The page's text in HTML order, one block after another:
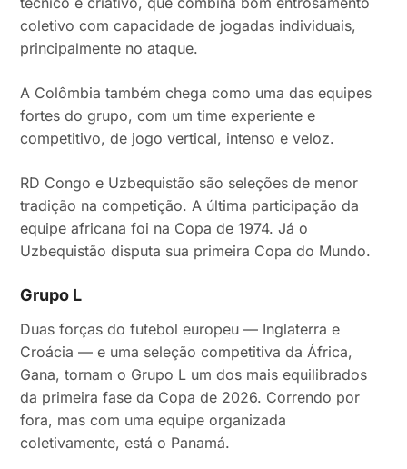
coletivo com capacidade de jogadas individuais,
principalmente no ataque.
A Colômbia também chega como uma das equipes
fortes do grupo, com um time experiente e
competitivo, de jogo vertical, intenso e veloz.
RD Congo e Uzbequistão são seleções de menor
tradição na competição. A última participação da
equipe africana foi na Copa de 1974. Já o
Uzbequistão disputa sua primeira Copa do Mundo.
Grupo L
Duas forças do futebol europeu — Inglaterra e
Croácia — e uma seleção competitiva da África,
Gana, tornam o Grupo L um dos mais equilibrados
da primeira fase da Copa de 2026. Correndo por
fora, mas com uma equipe organizada
coletivamente, está o Panamá.